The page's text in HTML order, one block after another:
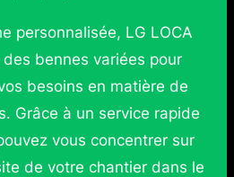
personnalisée, LG LOCA
des bennes variées pour
besoins en matière de
Grâce à un service rapide
vous concentrer sur
de votre chantier dans le